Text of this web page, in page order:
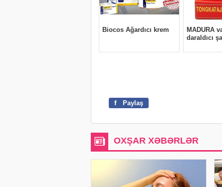
f Paylaş
OXŞAR XƏBƏRLƏR